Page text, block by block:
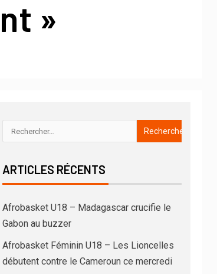
»
ARTICLES RÉCENTS
Afrobasket U18 – Madagascar crucifie le
Gabon au buzzer
Afrobasket Féminin U18 – Les Lioncelles
débutent contre le Cameroun ce mercredi